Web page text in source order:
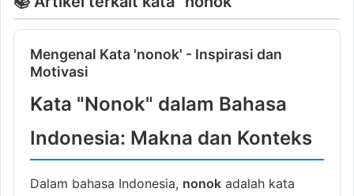
Mengenal Kata 'nonok' - Inspirasi dan
Motivasi
Kata "Nonok" dalam Bahasa
Indonesia: Makna dan Konteks
Dalam bahasa Indonesia, nonok adalah kata